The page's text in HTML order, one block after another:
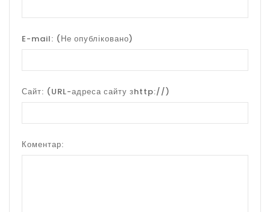
E-mail: (Не опубліковано)
Сайт: (URL-адреса сайту зhttp://)
Коментар: